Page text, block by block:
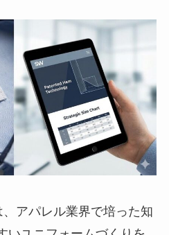
アパレル業界で培った知